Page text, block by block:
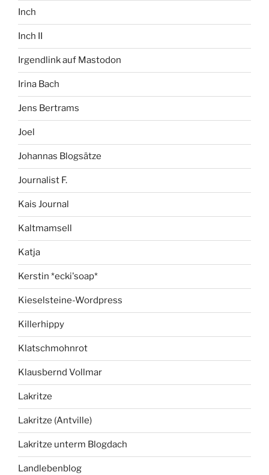
Inch
Inch II
Irgendlink auf Mastodon
Irina Bach
Jens Bertrams
Joel
Johannas Blogsätze
Journalist F.
Kais Journal
Kaltmamsell
Katja
Kerstin *ecki'soap*
Kieselsteine-Wordpress
Killerhippy
Klatschmohnrot
Klausbernd Vollmar
Lakritze
Lakritze (Antville)
Lakritze unterm Blogdach
Landlebenblog